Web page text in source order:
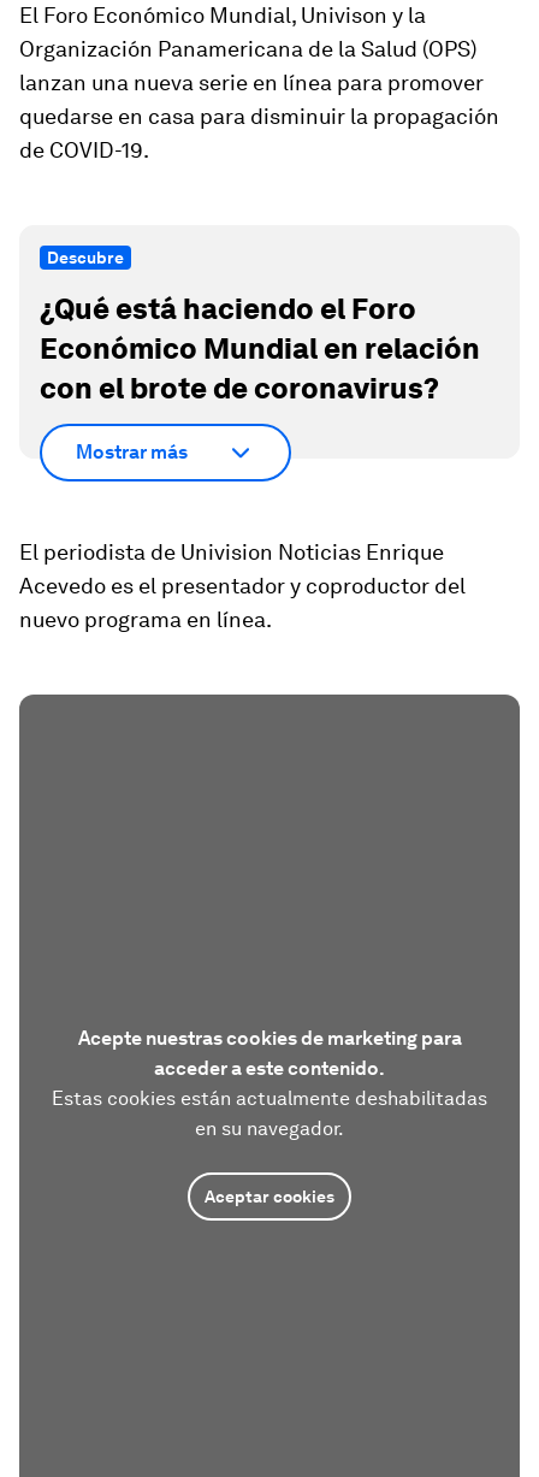
El Foro Económico Mundial, Univison y la
Organización Panamericana de la Salud (OPS)
lanzan una nueva serie en línea para promover
quedarse en casa para disminuir la propagación
de COVID-19.
Descubre
¿Qué está haciendo el Foro
Económico Mundial en relación
con el brote de coronavirus?
Mostrar más
El periodista de Univision Noticias Enrique
Acevedo es el presentador y coproductor del
nuevo programa en línea.
Acepte nuestras cookies de marketing para
acceder a este contenido.
Estas cookies están actualmente deshabilitadas
en su navegador.
Aceptar cookies